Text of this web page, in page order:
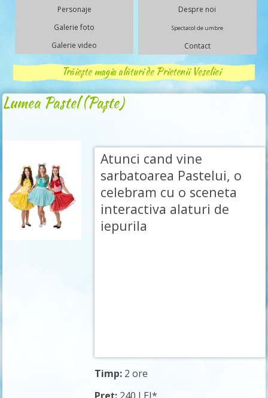
Personaje
Galerie foto
Galerie video
Despre noi
Spectacol de umbre
Contact
Trăiește magia alături de Prietenii Veseliei
Lumea Pastel (Paște)
Atunci cand vine
sarbatoarea Pastelui, o
celebram cu o sceneta
interactiva alaturi de
iepurila
Timp: 2 ore